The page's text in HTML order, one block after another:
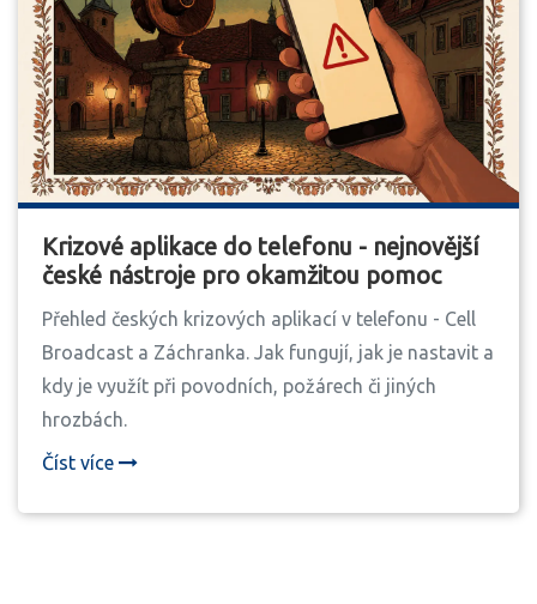
Krizové aplikace do telefonu - nejnovější
české nástroje pro okamžitou pomoc
Přehled českých krizových aplikací v telefonu - Cell
Broadcast a Záchranka. Jak fungují, jak je nastavit a
kdy je využít při povodních, požárech či jiných
hrozbách.
Číst více